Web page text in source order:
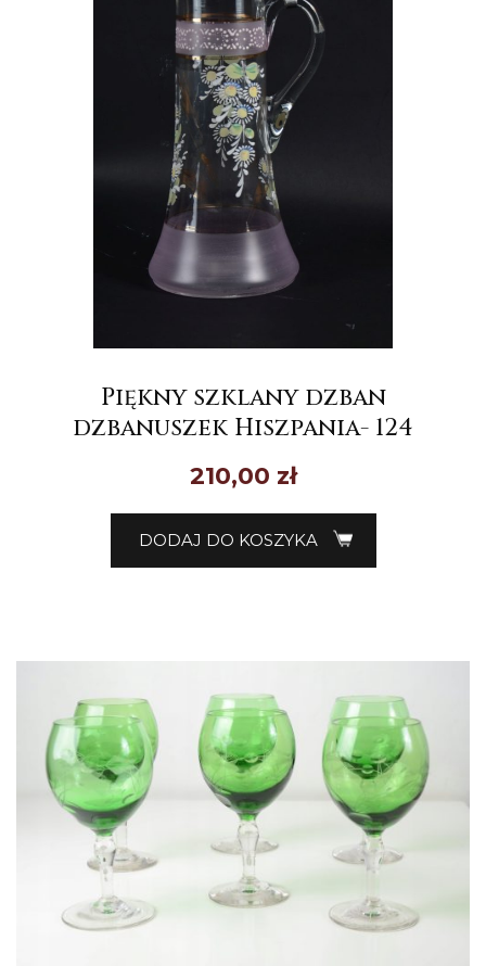
Piękny szklany dzban
dzbanuszek Hiszpania- 124
210,00 zł
DODAJ DO KOSZYKA